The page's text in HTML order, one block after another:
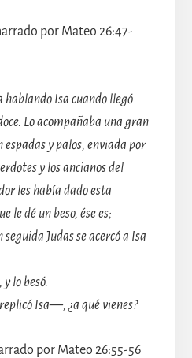
por Mateo 26:47-
hablando Isa cuando llegó
Lo acompañaba una gran
y palos, enviada por
y los ancianos del
les había dado esta
le dé un beso, ése es;
seguida Judas se acercó a Isa
lo besó.
Isa—, ¿a qué vienes?
por Mateo 26:55-56